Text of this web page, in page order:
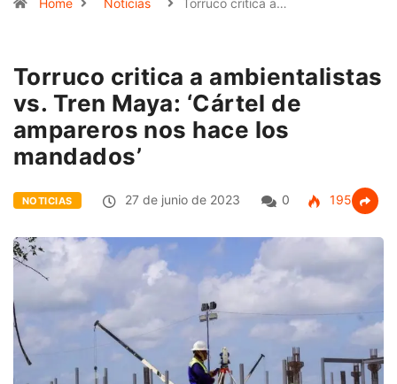
Home Noticias Torruco critica a…
Torruco critica a ambientalistas
vs. Tren Maya: ‘Cártel de
ampareros nos hace los
mandados’
NOTICIAS 27 de junio de 2023 0 195